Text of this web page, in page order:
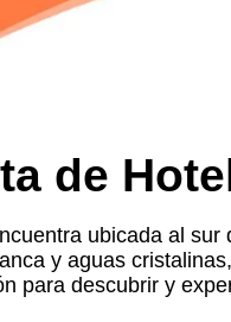
de
ubicada al sur
y aguas
para descubrir y